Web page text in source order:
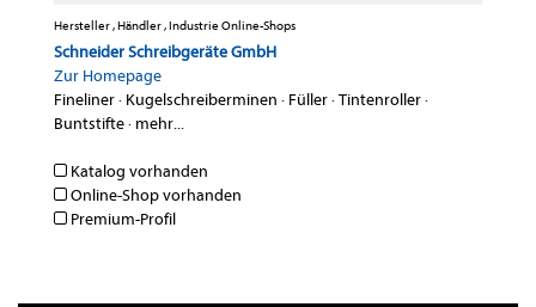
Hersteller , Händler , Industrie Online-Shops
Schneider Schreibgeräte GmbH
Zur Homepage
Fineliner· Kugelschreiberminen · Füller·Tintenroller·
Buntstifte· mehr...
Katalog vorhanden
Online-Shop vorhanden
Premium-Profil